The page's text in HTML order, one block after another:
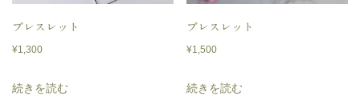
ブレスレット
¥1,300
続きを読む
ブレスレット
¥1,500
続きを読む